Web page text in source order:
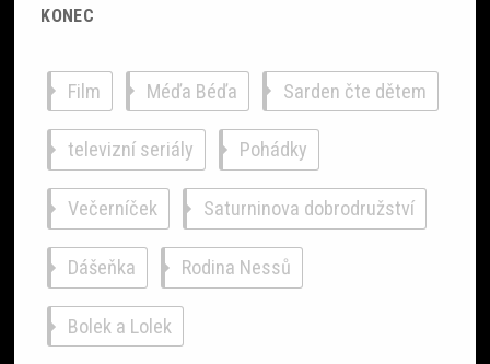
KONEC
Film Méďa Béďa Sarden čte dětem
televizní seriály Pohádky
Večerníček Saturninova dobrodružství
Dášeňka Rodina Nessů
Bolek a Lolek